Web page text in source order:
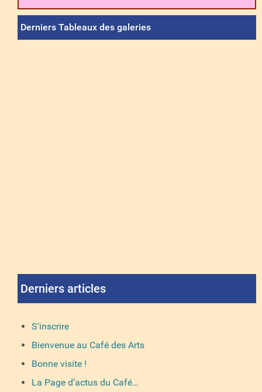
Derniers Tableaux des galeries
Derniers articles
S'inscrire
Bienvenue au Café des Arts
Bonne visite !
La Page d’actus du Café…